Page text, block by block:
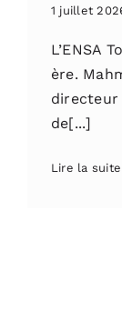
1 juillet
L’ENSA
ère.
directeur
de[...]
Lire la suite